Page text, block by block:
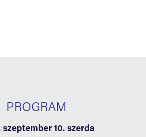
PROGRAM
szeptember 10. szerda